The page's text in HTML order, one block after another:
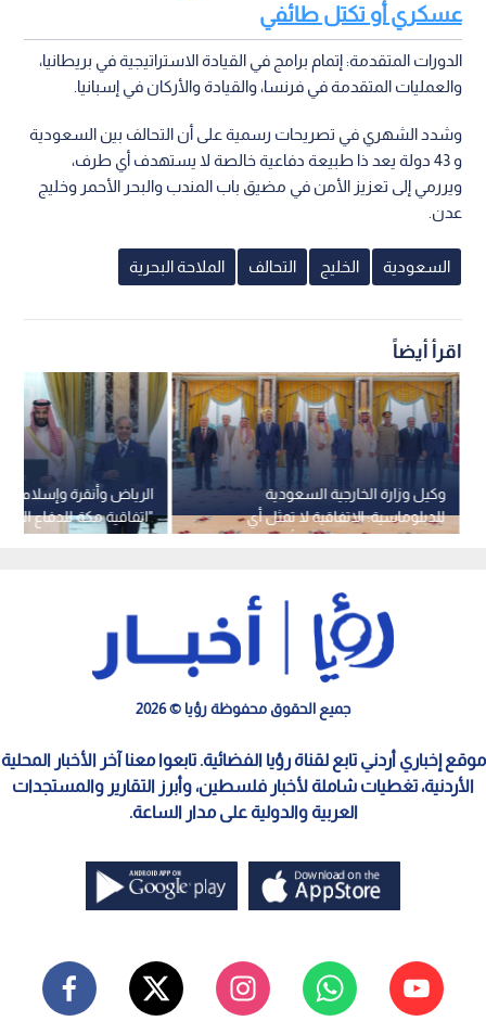
عسكري أو تكتل طائفي
الدورات المتقدمة: إتمام برامج في القيادة الاستراتيجية في بريطانيا،
والعمليات المتقدمة في فرنسا، والقيادة والأركان في إسبانيا.
وشدد الشهري في تصريحات رسمية على أن التحالف بين السعودية
و 43 دولة يعد ذا طبيعة دفاعية خالصة لا يستهدف أي طرف،
ويررمي إلى تعزيز الأمن في مضيق باب المندب والبحر الأحمر وخليج
عدن.
السعودية الخليج التحالف الملاحة البحرية
اقرأ أيضاً
الرياض وأنقرة وإسلام
"اتفاقية مكة للدفاع
وكيل وزارة الخارجية السعودية
للدبلوماسية: الاتفاقية لا تمثل أي
توجه لبناء محور عسكري أو تكتل
جميع الحقوق محفوظة رؤيا © 2026
موقع إخباري أردني تابع لقناة رؤيا الفضائية. تابعوا معنا آخر الأخبار المحلية
الأردنية، تغطيات شاملة لأخبار فلسطين، وأبرز التقارير والمستجدات
العربية والدولية على مدار الساعة.